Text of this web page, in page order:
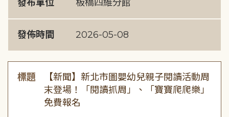
發布單位 板橋四維分館
發佈時間 2026-05-08
標題
【新聞】新北市圖嬰幼兒親子閱讀活動周
末登場！「閱讀抓周」、「寶寶爬爬樂」
免費報名